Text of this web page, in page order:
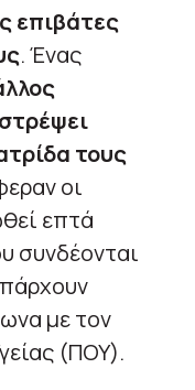
επιβάτες
. Ένας
τους
οι
επτά
συνδέονται
με τον
(ΠΟΥ).